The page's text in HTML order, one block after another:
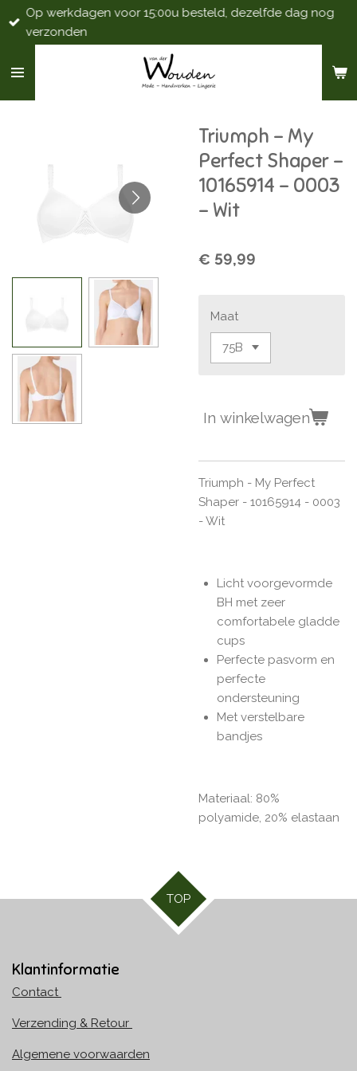
Ga
direct
de
Op werkdagen voor 15:00u besteld, dezelfde dag nog
verzonden
Triumph - My
Perfect Shaper -
10165914 - 0003
- Wit
€ 59,99
Maat
In winkelwagen
Triumph - My Perfect
Shaper - 10165914 - 0003
- Wit
Licht voorgevormde
BH met zeer
comfortabele gladde
cups
Perfecte pasvorm en
perfecte
ondersteuning
Met verstelbare
bandjes
Materiaal: 80%
polyamide, 20% elastaan
TOP
Klantinformatie
Contact
Verzending & Retour
Algemene voorwaarden